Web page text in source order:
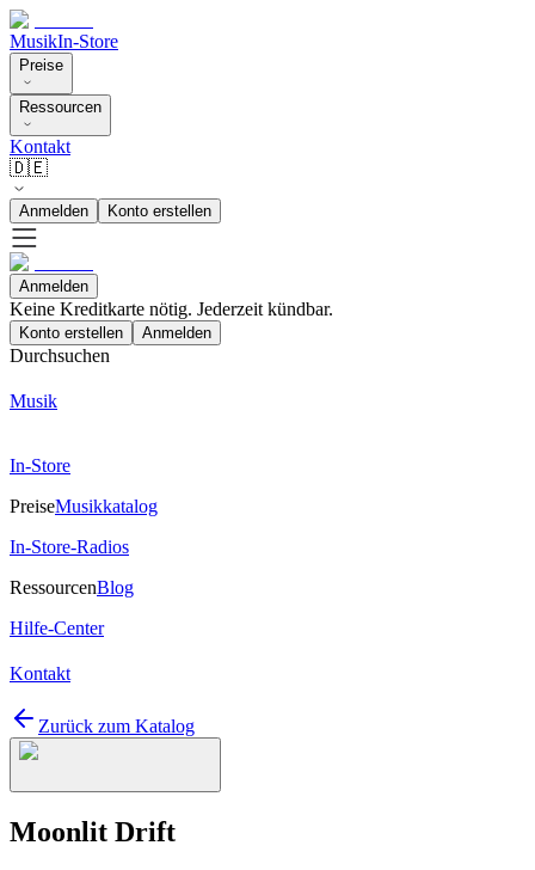
MusikIn-Store
Preise
Ressourcen
Kontakt
🇩🇪
Anmelden Konto erstellen
Anmelden
Keine Kreditkarte nötig. Jederzeit kündbar.
Konto erstellen Anmelden
Durchsuchen
Musik
In-Store
PreiseMusikkatalog
In-Store-Radios
RessourcenBlog
Hilfe-Center
Kontakt
Zurück zum Katalog
Moonlit Drift